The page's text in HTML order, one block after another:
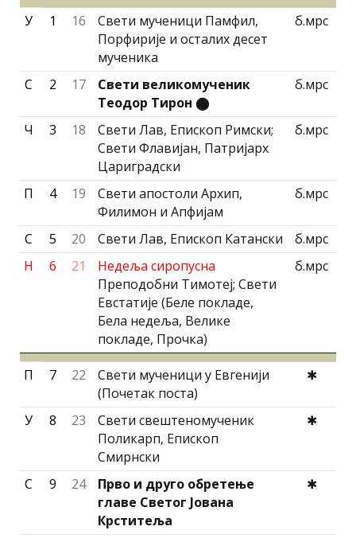
У 1 16
Свети мученици Памфил,
Порфирије и осталих десет
мученика
б.мрс
С 2 17
Свети великомученик
Теодор Тирон ⬤
б.мрс
Ч 3 18
Свети Лав, Епископ Римски;
Свети Флавијан, Патриjарх
Цариградски
б.мрс
П 4 19
Свети апостоли Архип,
Филимон и Апфијам
б.мрс
С 5 20 Свети Лав, Епископ Катански
б.мрс
Н
6 21
Недеља сиропусна
Преподобни Тимотеј; Свети
Евстатије (Беле покладе,
Бела недеља, Велике
покладе, Прочка)
б.мрс
П 7 22
Свети мученици у Евгенији
(Почетак поста)
✱
У 8 23
Свети свештеномученик
Поликарп, Епископ
Смирнски
✱
С 9 24
Прво и друго обретење
главе Светог Јована
Крститеља
✱